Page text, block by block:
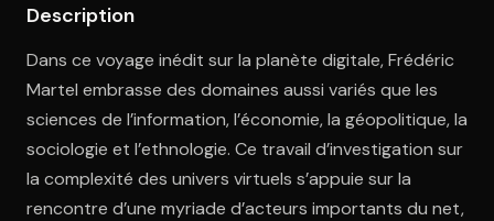
Description
Dans ce voyage inédit sur la planète digitale, Frédéric
Martel embrasse des domaines aussi variés que les
sciences de l’information, l’économie, la géopolitique, la
sociologie et l’ethnologie. Ce travail d’investigation sur
la complexité des univers virtuels s’appuie sur la
rencontre d’une myriade d’acteurs importants du net,